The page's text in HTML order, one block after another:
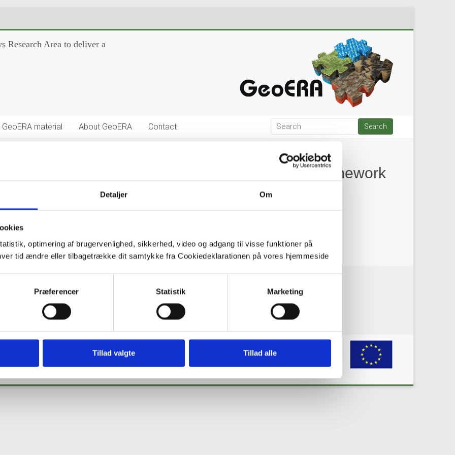
Detaljer Om
optimering af brugervenlighed, sikkerhed, video og adgang til visse funktioner på
tid ændre eller tilbagetrække dit samtykke fra Cookiedeklarationen på vores hjemmeside
Præferencer Statistik Marketing
Tillad valgte Tillad alle
Research Area to deliver a
GeoERA material About GeoERA Contact
webinar, Future Challenges of the Water Framework
The European Commission is not responsible for any use that may be made of the information or the materials published